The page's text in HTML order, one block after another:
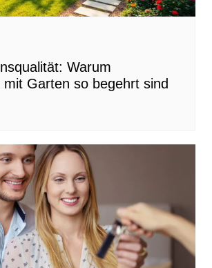
Warum
mit Garten so begehrt sind